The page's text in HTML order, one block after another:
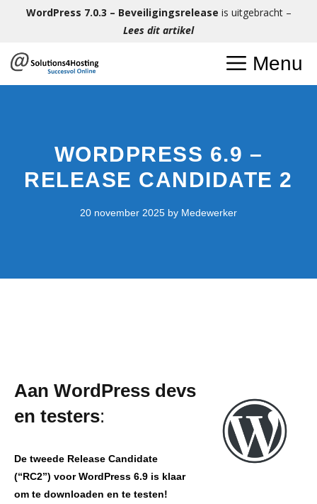
inhoud
WordPress 7.0.3 – Beveiligingsrelease is uitgebracht –
Lees dit artikel
Menu
WORDPRESS 6.9 –
RELEASE CANDIDATE 2
20 november 2025 by Medewerker
Aan WordPress devs
en testers:
De tweede Release Candidate
(“RC2”) voor WordPress 6.9 is klaar
om te downloaden en te testen!